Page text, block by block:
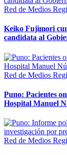
Red de Medios
Keiko Fujimori
candidata al
Red de Medios
Puno: Pacientes
Hospital Manuel
Red de Medios